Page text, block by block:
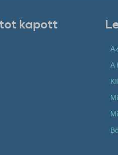
kapott
A